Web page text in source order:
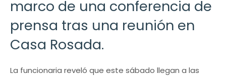
marco de una conferencia de
prensa tras una reunión en
Casa Rosada.
La funcionaria reveló que este sábado llegan a las